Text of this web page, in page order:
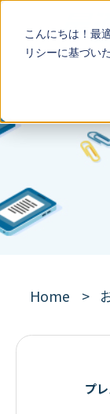
こんにちは！最
リシーに基づい
Home
プ